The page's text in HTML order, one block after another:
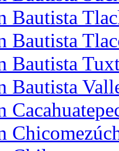
Bautista
Bautista
Bautista
Bautista